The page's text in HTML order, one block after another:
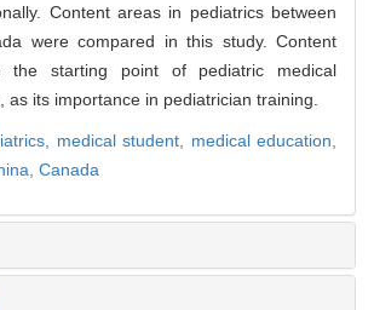
Content areas in pediatrics between
were compared in this study. Content
the starting point of pediatric medical
as its importance in pediatrician training.
medical student, medical education,
Canada